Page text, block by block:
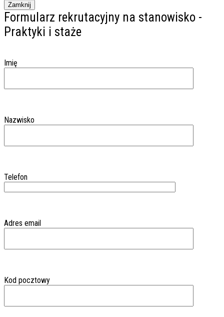
Zamknij
Formularz rekrutacyjny na stanowisko -
Praktyki i staże
Imię
Nazwisko
Telefon
Adres email
Kod pocztowy